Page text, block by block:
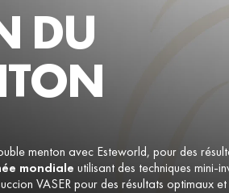
DU
menton avec Esteworld, pour des
mondiale utilisant des techniques mini-
VASER pour des résultats optimaux